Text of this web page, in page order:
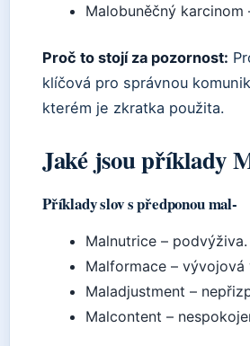
Malobuněčný karcinom
Proč to stojí za pozornost:
klíčová pro správnou
kterém je zkratka použita.
Jaké jsou příklady
Příklady slov s předponou mal-
Malnutrice – podvýživa.
Malformace – vývojová
Maladjustment –
Malcontent –